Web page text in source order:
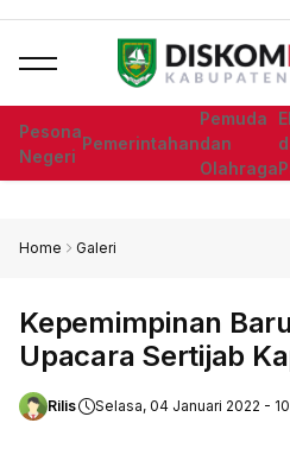
Pesona
Pemerintahan
Pemuda
dan
Home Galeri
Kepemimpinan
Upacara Sertijab
Rilis Selasa, 04 Januari 2022 -